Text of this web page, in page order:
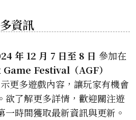
資訊
年 12 月 7 日至 8 日 參加在
Festival（AGF）
更多遊戲內容，讓玩家有機會
欲了解更多詳情，歡迎關注遊
一時間獲取最新資訊與更新。